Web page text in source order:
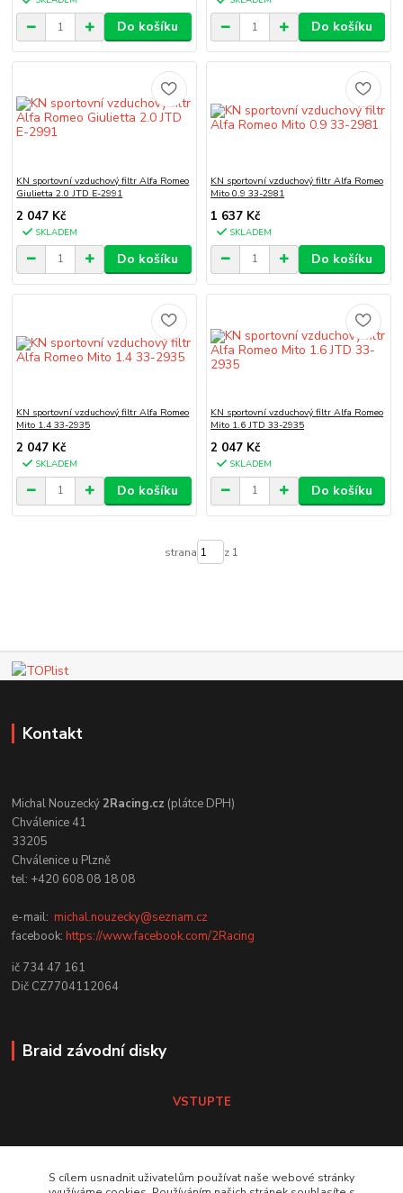
Do košíku Do košíku
KN sportovní vzduchový filtr Alfa Romeo
Giulietta 2.0 JTD E-2991
2 047 Kč
SKLADEM
Do košíku
KN sportovní vzduchový filtr Alfa Romeo
Mito 0.9 33-2981
1 637 Kč
SKLADEM
Do košíku
KN sportovní vzduchový filtr Alfa Romeo
Mito 1.4 33-2935
2 047 Kč
SKLADEM
Do košíku
KN sportovní vzduchový filtr Alfa Romeo
Mito 1.6 JTD 33-2935
2 047 Kč
SKLADEM
Do košíku
strana z 1
Kontakt
Michal Nouzecký2Racing.cz (plátce DPH)
Chválenice 41
33205
Chválenice u Plzně
tel: +420 608 08 18 08
e-mail:michal.nouzecky@seznam.cz
facebook:https://www.facebook.com/2Racing
ič 734 47 161
Dič CZ7704112064
Braid závodní disky
VSTUPTE
S cílem usnadnit uživatelům používat naše webové stránky